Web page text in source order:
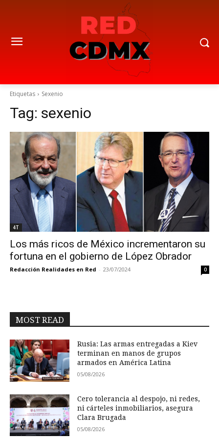
Etiquetas Sexenio
Tag: sexenio
4T
Los más ricos de México incrementaron su
fortuna en el gobierno de López Obrador
Redacción Realidades en Red - 23/07/2024 0
MOST READ
Rusia: Las armas entregadas a Kiev
terminan en manos de grupos
armados en América Latina
05/08/2026
Cero tolerancia al despojo, ni redes,
ni cárteles inmobiliarios, asegura
Clara Brugada
05/08/2026